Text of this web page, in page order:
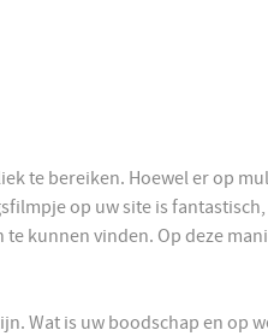
te bereiken. Hoewel er op
op uw site is
kunnen vinden. Op deze
Wat is uw boodschap en op